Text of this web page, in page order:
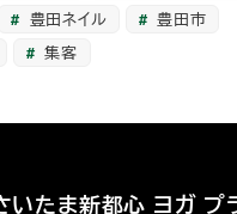
豊田ネイル
豊田市
集客
いたま新都心 ヨガ プ